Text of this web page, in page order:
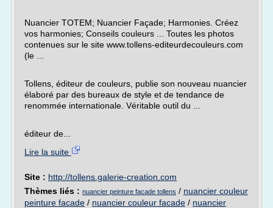
Nuancier TOTEM; Nuancier Façade; Harmonies. Créez
vos harmonies; Conseils couleurs ... Toutes les photos
contenues sur le site www.tollens-editeurdecouleurs.com
(le ...
Tollens, éditeur de couleurs, publie son nouveau nuancier
élaboré par des bureaux de style et de tendance de
renommée internationale. Véritable outil du ...
éditeur de...
Lire la suite
Site : http://tollens.galerie-creation.com
Thèmes liés : nuancier peinture facade tollens / nuancier couleur
peinture facade / nuancier couleur facade / nuancier